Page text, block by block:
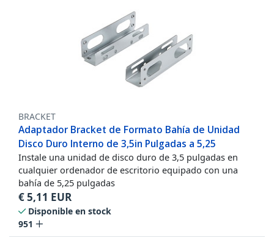
BRACKET
Adaptador Bracket de Formato Bahía de Unidad
Disco Duro Interno de 3,5in Pulgadas a 5,25
Instale una unidad de disco duro de 3,5 pulgadas en
cualquier ordenador de escritorio equipado con una
bahía de 5,25 pulgadas
€5,11 EUR
Disponible en stock
951